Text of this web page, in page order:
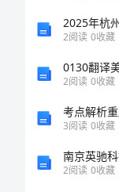
2阅读 0收藏
0130翻译
2阅读 0收藏
3阅读 0收藏
2阅读 0收藏